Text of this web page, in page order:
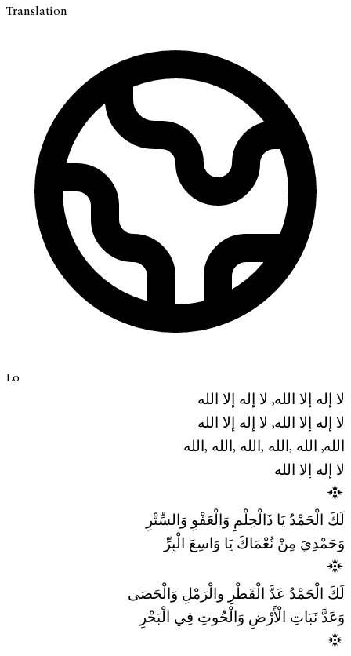
Translation
Lo
لا إله إلا الله, لا إله إلا الله
لا إله إلا الله, لا إله إلا الله
الله, الله ,الله ,الله ,الله ,الله
لا إله إلا الله
لَكَ الْحَمْدُ يَا ذَالْحِلْمِ وَالْعَفْوِ وَالسِّتْرِ
وَحَمْدِيَ مِنْ نُعْمَاكَ يَا وَاسِعَ الْبِرِّ
لَكَ الْحَمْدُ عَدَّ الْقَطْرِ والْرَمْلِ وَالْحَصَى
وَعَدَّ نَبَاتِ الْأَرْضِ وَالْحُوتِ فِي الْبَحْرِ